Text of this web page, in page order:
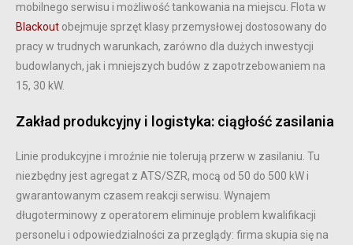
mobilnego serwisu i możliwość tankowania na miejscu. Flota w
Blackout obejmuje sprzęt klasy przemysłowej dostosowany do
pracy w trudnych warunkach, zarówno dla dużych inwestycji
budowlanych, jak i mniejszych budów z zapotrzebowaniem na
15, 30 kW.
Zakład produkcyjny i logistyka: ciągłość zasilania
Linie produkcyjne i mroźnie nie tolerują przerw w zasilaniu. Tu
niezbędny jest agregat z ATS/SZR, mocą od 50 do 500 kW i
gwarantowanym czasem reakcji serwisu. Wynajem
długoterminowy z operatorem eliminuje problem kwalifikacji
personelu i odpowiedzialności za przeglądy: firma skupia się na